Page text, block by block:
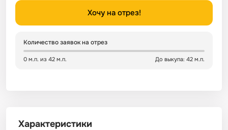
Хочу на отрез!
Количество заявок на отрез
0 м.п. из 42 м.п. До выкупа: 42 м.п.
Характеристики
Сатин
Сатин Глосс
Тик
Тик наволочный
Зеленый
Синий
Детский
Праздничный